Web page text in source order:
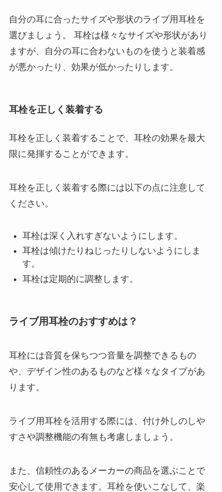
自分の耳に合ったサイズや形状のライブ用耳栓を
選びましょう。 耳栓は様々なサイズや形状があり
ますが、自分の耳に合わないものを使うと装着感
が悪かったり、効果が低かったりします。
耳栓を正しく装着する
耳栓を正しく装着することで、耳栓の効果を最大
限に発揮することができます。
耳栓を正しく装着する際には以下の点に注意して
ください。
耳栓は深く入れすぎないようにします。
耳栓は傾けたりねじったりしないようにしま
す。
耳栓は定期的に調整します。
ライブ用耳栓のおすすめは？
耳栓には音質を保ちつつ音量を調整できるもの
や、デザイン性のあるものなど様々なタイプがあ
ります。
ライブ用耳栓を活用する際には、付け外しのしや
すさや調整機能の有無も考慮しましょう。
また、信頼性のあるメーカーの商品を選ぶことで
安心して使用できます。耳栓を使いこなして、楽